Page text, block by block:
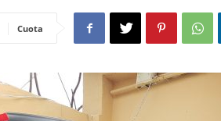
Cuota